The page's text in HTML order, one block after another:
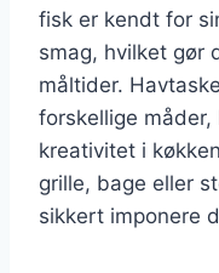
fisk er kendt for
smag, hvilket gør
måltider.
forskellige
kreativitet i
grille, bage eller
sikkert imponere